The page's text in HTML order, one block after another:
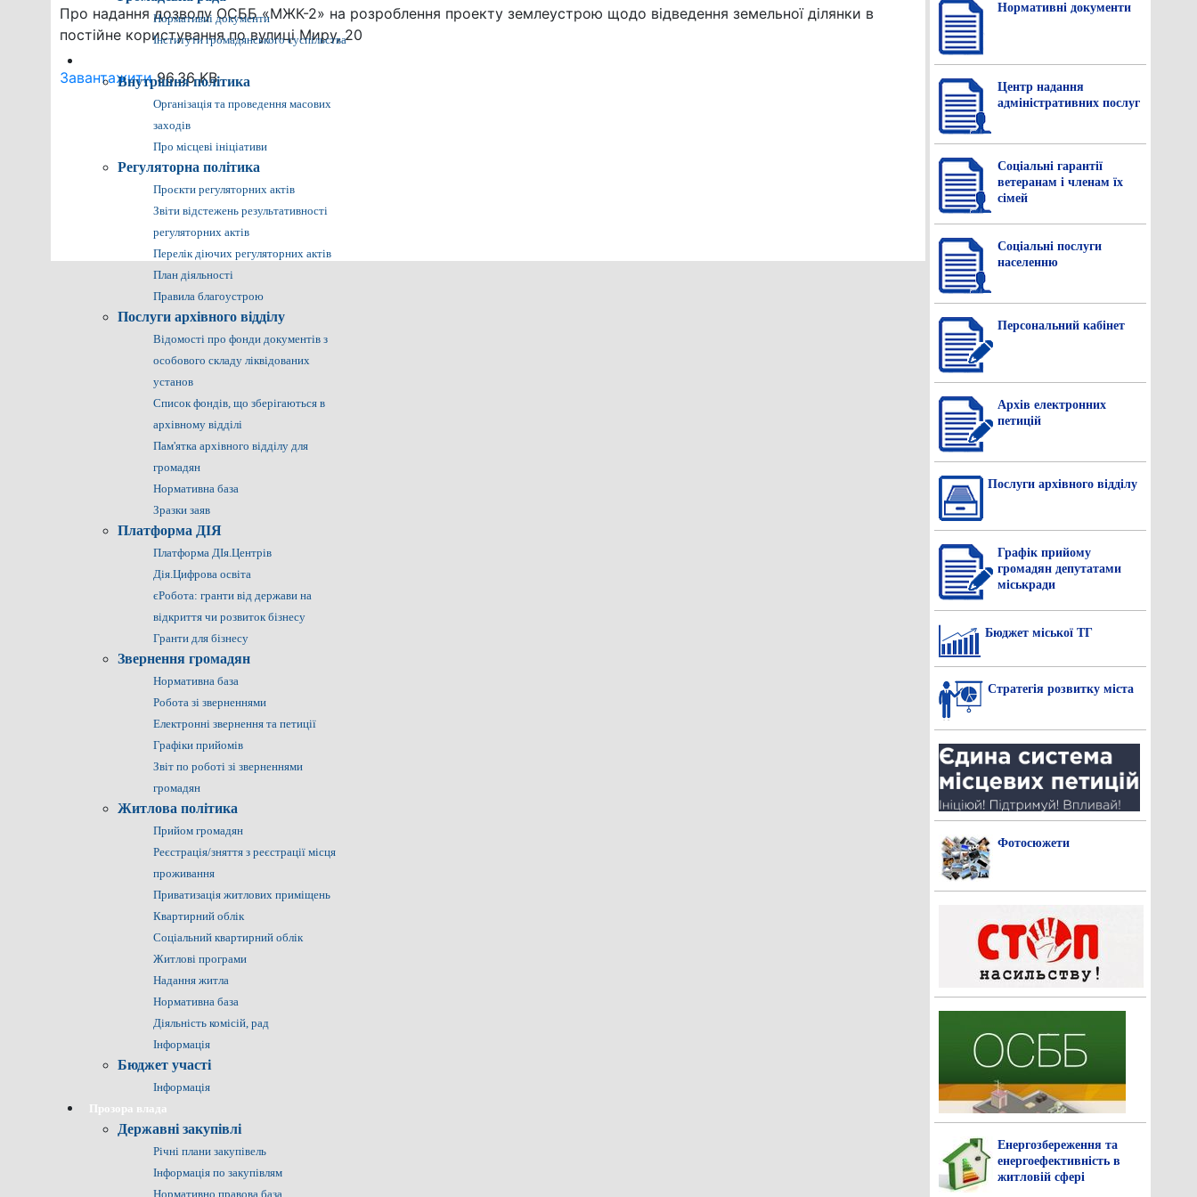
Нормативні документи
Інститути громадянського суспільства
Внутрішня політика
Організація та проведення масових
заходів
Про місцеві ініціативи
Регуляторна політика
Проєкти регуляторних актів
Звіти відстежень результативності
регуляторних актів
Перелік діючих регуляторних актів
План діяльності
Правила благоустрою
Послуги архівного відділу
Відомості про фонди документів з
особового складу ліквідованих
установ
Список фондів, що зберігаються в
архівному відділі
Пам'ятка архівного відділу для
громадян
Нормативна база
Зразки заяв
Платформа ДІЯ
Платформа ДІя.Центрів
Дія.Цифрова освіта
єРобота: гранти від держави на
відкриття чи розвиток бізнесу
Гранти для бізнесу
Звернення громадян
Нормативна база
Робота зі зверненнями
Електронні звернення та петиції
Графіки прийомів
Звіт по роботі зі зверненнями
громадян
Житлова політика
Прийом громадян
Реєстрація/зняття з реєстрації місця
проживання
Приватизація житлових приміщень
Квартирний облік
Соціальний квартирний облік
Житлові програми
Надання житла
Нормативна база
Діяльність комісій, рад
Інформація
Бюджет участі
Інформація
Прозора влада
Державні закупівлі
Річні плани закупівель
Інформація по закупівлям
Нормативно правова база
Про надання дозволу ОСББ «МЖК-2» на розроблення проекту землеустрою щодо відведення земельної ділянки в
постійне користування по вулиці Миру, 20
Завантажити96.36 KB
Нормативнi документи
Центр надання
адміністративних послуг
Соціальні гарантії
ветеранам і членам їх
сімей
Соціальні послуги
населенню
Персональний кабінет
Архів електронних
петицій
Послуги архівного відділу
Графік прийому
громадян депутатами
міськради
Бюджет міської ТГ
Стратегія розвитку міста
Фотосюжети
Енергозбереження та
енергоефективність в
житловій сфері